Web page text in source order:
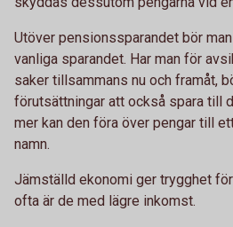
Utöver pensionssparandet bör
vanliga sparandet. Har man för
saker tillsammans nu och framåt,
förutsättningar att också spara till
mer kan den föra över pengar till
namn.
Jämställd ekonomi ger trygghet
ofta är de med lägre inkomst.